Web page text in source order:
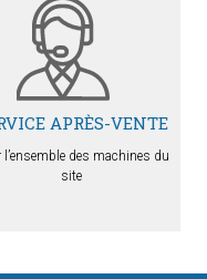
APRÈS-VENTE
l’ensemble des machines du
site